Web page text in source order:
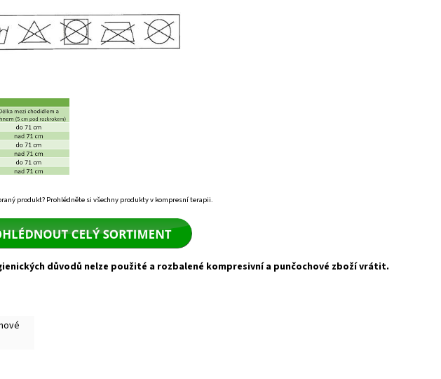
produkt? Prohlédněte sivšechny produkty v kompresní terapii.
důvodů nelze použité a rozbalené kompresivní a punčochové zboží vrátit.